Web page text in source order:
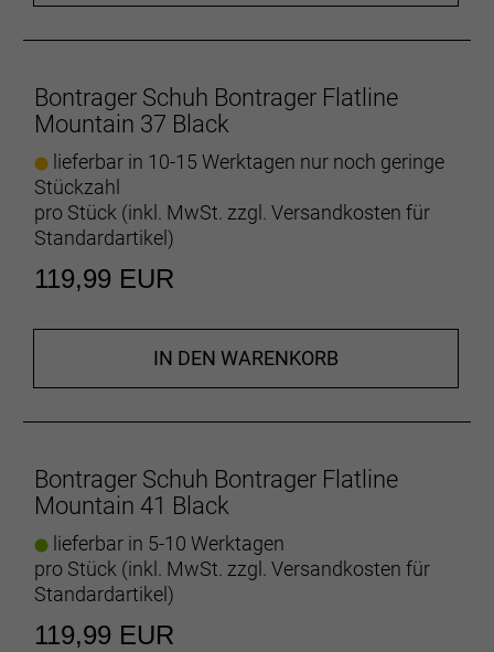
Gut zu Fuß
Richtungsspezifisches Profil an Zehen und Ferse
sorgt für den nötigen Halt auf Laufpassagen.
Angenehme Entlastung
Eine stoßdämpfende EVA-Zwischensohle beugt
Ermüdung beim Laufen vor und dämpft jede
problemlos gelandet werden können.
Für deine härtesten
Eine verstärkte, robuste Zehenkappe widersteht
härtestem Terrain und bietet zusätzlichen Schutz,
egal welche Steine der Trail dir in den Weg legt.
Kleine Schlaufe, große Hilfe
Eine integrierte Fersenlasche erleichtert das
Anziehen der Schuhe vor jeder Fahrt.
Bontrager Schuh Bontrager Flatline
Mountain 37 Black
lieferbar in 10-15 Werktagen nur noch geringe
Stückzahl
pro Stück (inkl. MwSt. zzgl. Versandkosten für
Standardartikel)
119,99 EUR
IN DEN WARENKORB
Bontrager Schuh Bontrager Flatline
Mountain 41 Black
lieferbar in 5-10 Werktagen
pro Stück (inkl. MwSt. zzgl. Versandkosten für
Standardartikel)
119,99 EUR